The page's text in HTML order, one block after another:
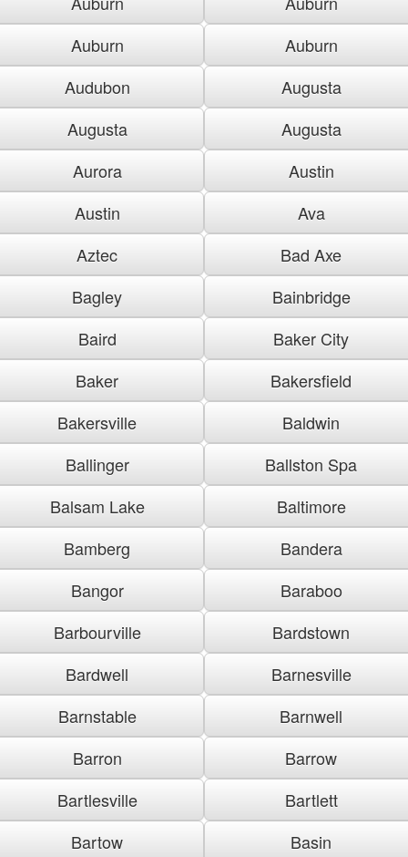
Auburn
Auburn
Audubon
Augusta
Augusta
Augusta
Aurora
Austin
Austin
Ava
Aztec
Bad Axe
Bagley
Bainbridge
Baird
Baker City
Baker
Bakersfield
Bakersville
Baldwin
Ballinger
Ballston Spa
Balsam Lake
Baltimore
Bamberg
Bandera
Bangor
Baraboo
Barbourville
Bardstown
Bardwell
Barnesville
Barnstable
Barnwell
Barron
Barrow
Bartlesville
Bartlett
Bartow
Basin